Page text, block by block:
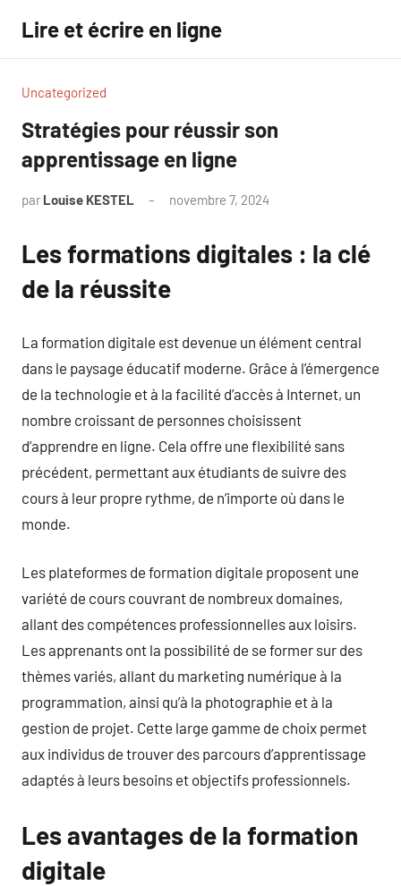
contenu
Lire et écrire en ligne
Uncategorized
Stratégies pour réussir son
apprentissage en ligne
par Louise KESTEL novembre 7, 2024
Les formations digitales : la clé
de la réussite
La formation digitale est devenue un élément central
dans le paysage éducatif moderne. Grâce à l’émergence
de la technologie et à la facilité d’accès à Internet, un
nombre croissant de personnes choisissent
d’apprendre en ligne. Cela offre une flexibilité sans
précédent, permettant aux étudiants de suivre des
cours à leur propre rythme, de n’importe où dans le
monde.
Les plateformes de formation digitale proposent une
variété de cours couvrant de nombreux domaines,
allant des compétences professionnelles aux loisirs.
Les apprenants ont la possibilité de se former sur des
thèmes variés, allant du marketing numérique à la
programmation, ainsi qu’à la photographie et à la
gestion de projet. Cette large gamme de choix permet
aux individus de trouver des parcours d’apprentissage
adaptés à leurs besoins et objectifs professionnels.
Les avantages de la formation
digitale